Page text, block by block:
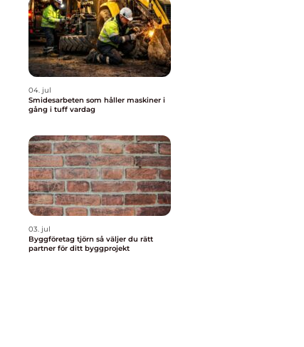
04. jul
Smidesarbeten som håller maskiner i
gång i tuff vardag
03. jul
Byggföretag tjörn så väljer du rätt
partner för ditt byggprojekt